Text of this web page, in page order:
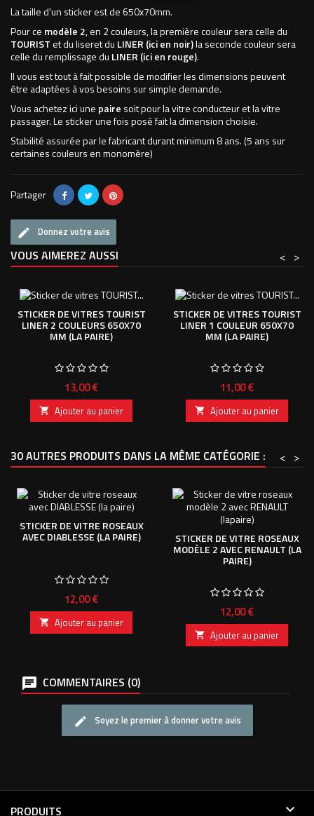
La taille d'un sticker est de 650x70mm.
Pour ce modèle 2, en 2 couleurs, la première couleur sera celle du
TOURIST et du liseret du LINER (ici en noir)la seconde couleur sera
celle du remplissage du LINER (ici en rouge).
Il vous est tout à fait possible de modifier les dimensions peuvent
être adaptées à vos besoins sur simple demande.
Vous achetez ici une paire soit pour la vitre conducteur et la vitre
passager. Le sticker une fois posé fait la dimension choisie.
Stabilité assurée par le fabricant durant minimum 8 ans. (5 ans sur
certaines couleurs en monomère)
Partager
Donnez votre avis
VOUS AIMEREZ AUSSI >
<
STICKER DE VITRES TOURIST
LINER 2 COULEURS 650X70
MM (LA PAIRE)
Prix
13,00 €
 Ajouter au panier
STICKER DE VITRES TOURIST
LINER 1 COULEUR 650X70
MM (LA PAIRE)
Prix
11,00 €
 Ajouter au panier
30 AUTRES PRODUITS DANS LA MÊME CATÉGORIE : >
<
STICKER DE VITRE ROSEAUX
AVEC DIABLESSE (LA PAIRE)
Prix
12,00 €
 Ajouter au panier
STICKER DE VITRE ROSEAUX
MODÈLE 2 AVEC RENAULT (LA
PAIRE)
Prix
12,00 €
 Ajouter au panier
COMMENTAIRES (0)
Soyez le premier à donner votre avis
PRODUITS 